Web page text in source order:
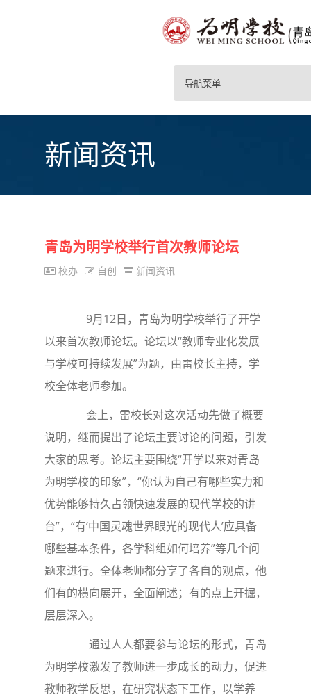
导航菜单
新闻资讯
青岛为明学校举行首次教师论坛
校办 自创 新闻资讯
9月12日，青岛为明学校举行了开学
以来首次教师论坛。论坛以“教师专业化发展
与学校可持续发展”为题，由雷校长主持，学
校全体老师参加。
会上，雷校长对这次活动先做了概要
说明，继而提出了论坛主要讨论的问题，引发
大家的思考。论坛主要围绕“开学以来对青岛
为明学校的印象”，“你认为自己有哪些实力和
优势能够持久占领快速发展的现代学校的讲
台”，“有‘中国灵魂世界眼光的现代人’应具备
哪些基本条件，各学科组如何培养”等几个问
题来进行。全体老师都分享了各自的观点，他
们有的横向展开，全面阐述；有的点上开掘，
层层深入。
通过人人都要参与论坛的形式，青岛
为明学校激发了教师进一步成长的动力，促进
教师教学反思，在研究状态下工作，以学养